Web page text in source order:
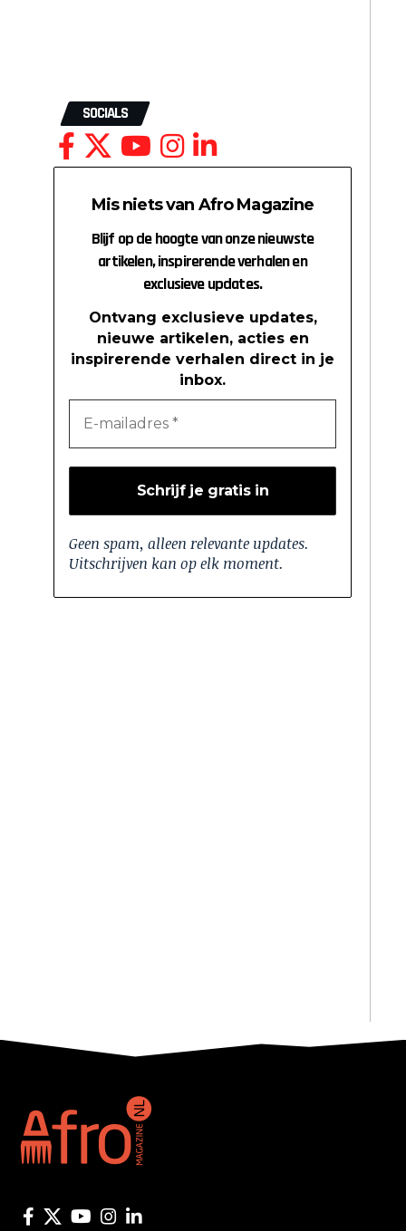
SOCIALS
Mis niets van Afro Magazine
Blijf op de hoogte van onze nieuwste
artikelen, inspirerende verhalen en
exclusieve updates.
Ontvang exclusieve updates,
nieuwe artikelen, acties en
inspirerende verhalen direct in je
inbox.
Geen spam, alleen relevante updates.
Uitschrijven kan op elk moment.